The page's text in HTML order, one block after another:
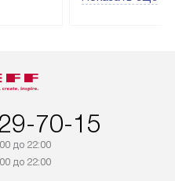
Если
и Санкт-
по монтажу
70-15
до 22:00
до 22:00